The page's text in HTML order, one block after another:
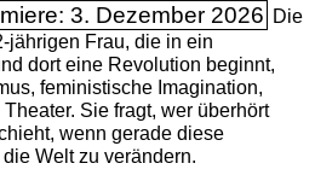
3. Dezember 2026 Die
jährigen Frau, die in ein
dort eine Revolution beginnt,
feministische Imagination,
Sie fragt, wer überhört
wenn gerade diese
Welt zu verändern.